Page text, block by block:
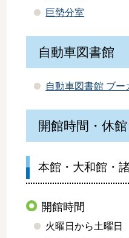
巨勢分室
自動車図書館
自動車図書館 ブー
開館時間・休館
本館・大和館・
開館時間
火曜日から土曜